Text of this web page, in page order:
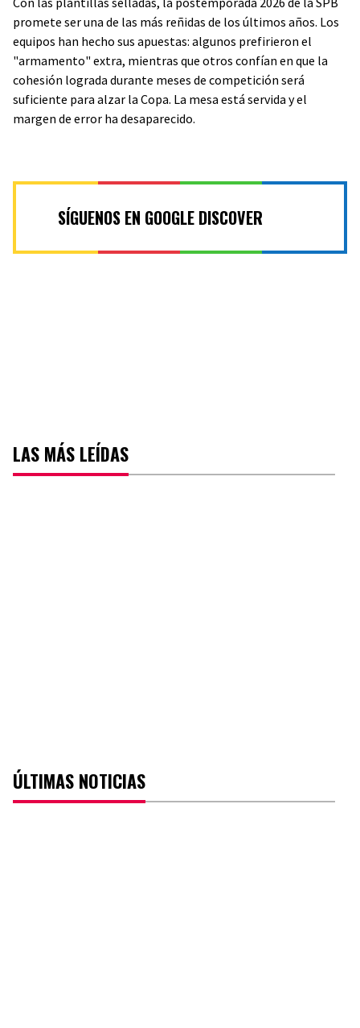
promete ser una de las más reñidas de los últimos años. Los
equipos han hecho sus apuestas: algunos prefirieron el
"armamento" extra, mientras que otros confían en que la
cohesión lograda durante meses de competición será
suficiente para alzar la Copa. La mesa está servida y el
margen de error ha desaparecido.
SÍGUENOS EN GOOGLE DISCOVER
LAS MÁS LEÍDAS
ÚLTIMAS NOTICIAS